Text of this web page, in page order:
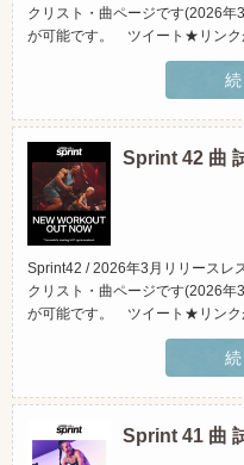
クリスト・曲ページです(2026
が可能です。 ツイート★リンク
iTunesに繋がります。 ＊原曲
う場合があります。≫レスミル
(スマホでご覧頂く場合...
Sprint 42 曲
Sprint42 / 2026年3月リリースレ
クリスト・曲ページです(2026
が可能です。 ツイート★リンク
iTunesに繋がります。 ＊原曲
う場合があります。≫レスミル
(スマホでご覧頂く場合...
Sprint 41 曲